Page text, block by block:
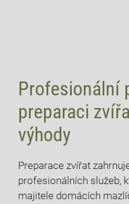
Profesionální
preparaci
výhody
Preparace ​zvířat
profesionálních služeb,
majitele domácích